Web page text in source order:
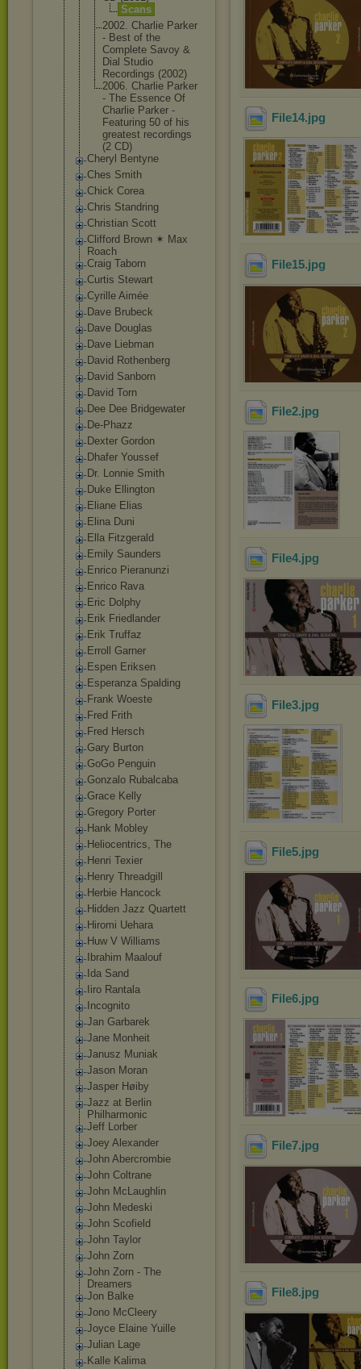
Scans
2002. Charlie Parker
- Best of the
Complete Savoy &
Dial Studio
Recordings (2002)
2006. Charlie Parker
- The Essence Of
Charlie Parker -
Featuring 50 of his
greatest recordings
(2 CD)
Cheryl Bentyne
Ches Smith
Chick Corea
Chris Standring
Christian Scott
Clifford Brown ✶ Max
Roach
Craig Taborn
Curtis Stewart
Cyrille Aimée
Dave Brubeck
Dave Douglas
Dave Liebman
David Rothenberg
David Sanborn
David Torn
Dee Dee Bridgewater
De-Phazz
Dexter Gordon
Dhafer Youssef
Dr. Lonnie Smith
Duke Ellington
Eliane Elias
Elina Duni
Ella Fitzgerald
Emily Saunders
Enrico Pieranunzi
Enrico Rava
Eric Dolphy
Erik Friedlander
Erik Truffaz
Erroll Garner
Espen Eriksen
Esperanza Spalding
Frank Woeste
Fred Frith
Fred Hersch
Gary Burton
GoGo Penguin
Gonzalo Rubalcaba
Grace Kelly
Gregory Porter
Hank Mobley
Heliocentrics, The
Henri Texier
Henry Threadgill
Herbie Hancock
Hidden Jazz Quartett
Hiromi Uehara
Huw V Williams
Ibrahim Maalouf
Ida Sand
Iiro Rantala
Incognito
Jan Garbarek
Jane Monheit
Janusz Muniak
Jason Moran
Jasper Høiby
Jazz at Berlin
Philharmonic
Jeff Lorber
Joey Alexander
John Abercrombie
John Coltrane
John McLaughlin
John Medeski
John Scofield
John Taylor
John Zorn
John Zorn - The
Dreamers
Jon Balke
Jono McCleery
Joyce Elaine Yuille
Julian Lage
Kalle Kalima
File14.jpg
File15.jpg
File2.jpg
File4.jpg
File3.jpg
File5.jpg
File6.jpg
File7.jpg
File8.jpg